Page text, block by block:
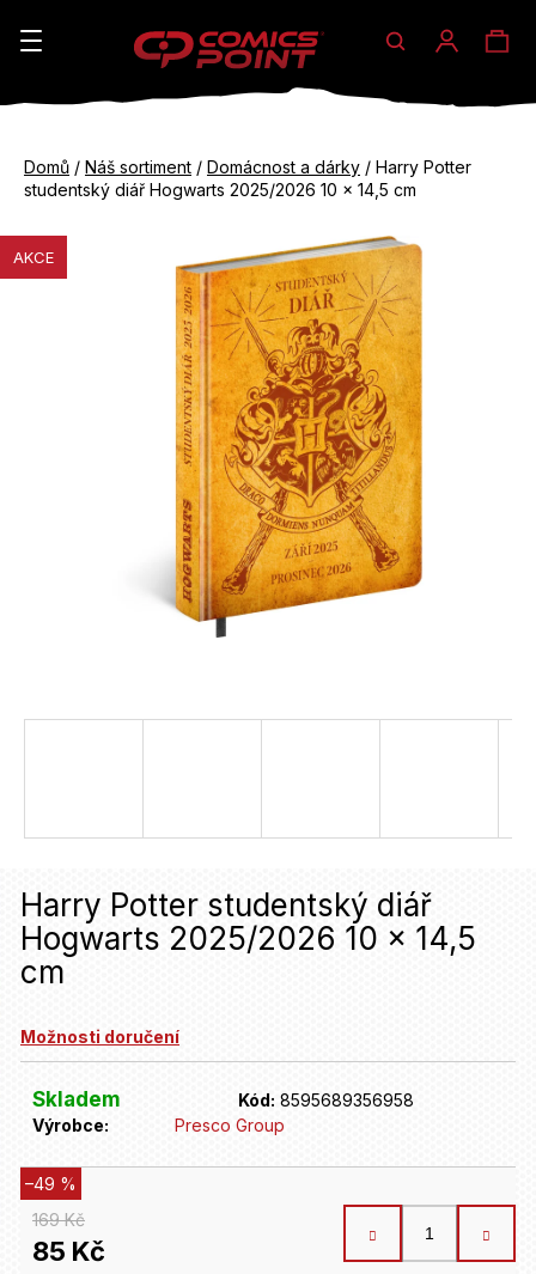
Hledat
Domů / Náš sortiment / Domácnost a dárky / Harry Potter
studentský diář Hogwarts 2025/2026 10 x 14,5 cm
Harry Potter studentský diář
Hogwarts 2025/2026 10 x 14,5
cm
Možnosti doručení
Skladem Kód: 8595689356958
Výrobce:
Presco Group
169 Kč
–49 %
85 Kč
AKCE
K
k
do
do
C
o
t
?
o
p
r
u
č
u